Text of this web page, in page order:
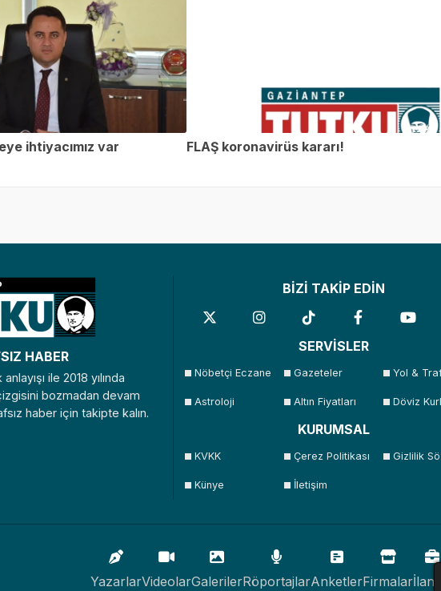
ihtiyacımız var FLAŞ koronavirüs kararı!
HABER
ile 2018 yılında
bozmadan devam
haber için takipte kalın.
BİZİ TAKİP EDİN
SERVİSLER
Nöbetçi Eczane Gazeteler Yol &
Astroloji Altın Fiyatları Döviz
KURUMSAL
KVKK Çerez Politikası Gizlilik
Künye İletişim
YazarlarVideolarGalerilerRöportajlarAnketlerFirmalar